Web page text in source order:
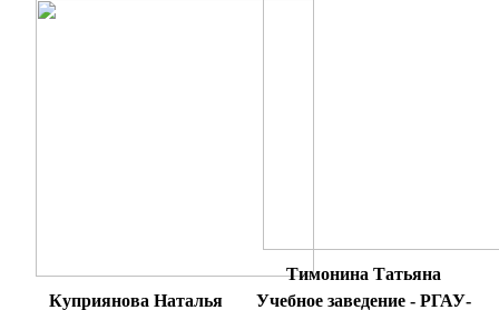
Куприянова Наталья
Тимонина Татьяна
Учебное заведение - РГАУ-